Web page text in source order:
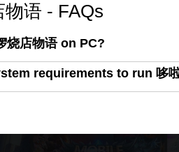
语 - FAQs
烧店物语 on PC?
requirements to run 哆